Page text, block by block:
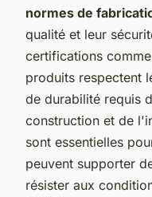
normes de
qualité et leur
certifications
produits respectent
de durabilité requis
construction et de
sont essentielles
peuvent supporter
résister aux